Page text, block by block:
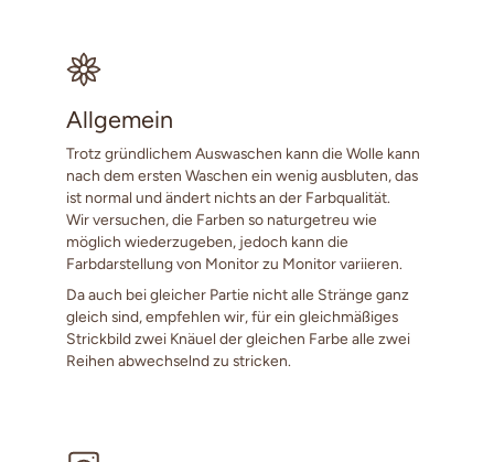
Allgemein
Trotz gründlichem Auswaschen kann die Wolle kann
nach dem ersten Waschen ein wenig ausbluten, das
ist normal und ändert nichts an der Farbqualität.
Wir versuchen, die Farben so naturgetreu wie
möglich wiederzugeben, jedoch kann die
Farbdarstellung von Monitor zu Monitor variieren.
Da auch bei gleicher Partie nicht alle Stränge ganz
gleich sind, empfehlen wir, für ein gleichmäßiges
Strickbild zwei Knäuel der gleichen Farbe alle zwei
Reihen abwechselnd zu stricken.